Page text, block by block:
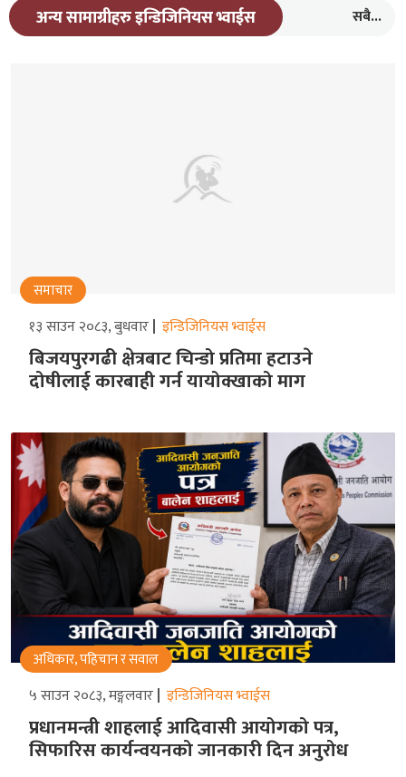
अन्य सामाग्रीहरु इन्डिजिनियस भ्वाईस सबै...
समाचार
१३ साउन २०८३, बुधवार इन्डिजिनियस भ्वाईस
बिजयपुरगढी क्षेत्रबाट चिन्डो प्रतिमा हटाउने
दोषीलाई कारबाही गर्न यायोक्खाको माग
अधिकार, पहिचान र सवाल
५ साउन २०८३, मङ्गलवार इन्डिजिनियस भ्वाईस
प्रधानमन्त्री शाहलाई आदिवासी आयोगको पत्र,
सिफारिस कार्यन्वयनको जानकारी दिन अनुरोध